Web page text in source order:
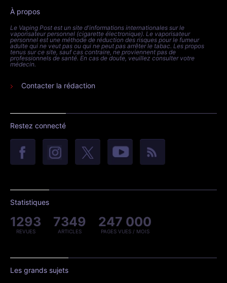
À propos
Le Vaping Post est un site d'informations internationales sur le
vaporisateur personnel (cigarette électronique). Le vaporisateur
personnel est une méthode de réduction des risques pour le fumeur
adulte qui ne veut pas ou qui ne peut pas arrêter le tabac. Les propos
tenus sur ce site, sauf cas contraire, ne proviennent pas de
professionnels de santé. En cas de doute, veuillez consulter votre
médecin.
Contacter la rédaction
Restez connecté
Statistiques
1293
REVUES
7349
ARTICLES
247 000
PAGES VUES / MOIS
Les grands sujets